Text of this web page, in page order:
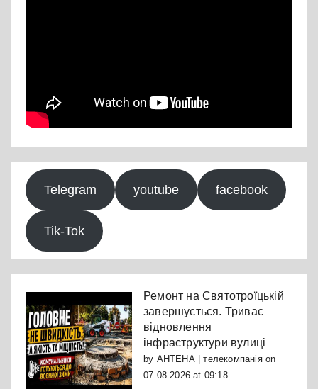
Telegram youtube facebook
Tik-Tok
Ремонт на Святотроїцькій
завершується. Триває
відновлення
інфраструктури вулиці
by АНТЕНА | телекомпаніяon
07.08.2026 at 09:18